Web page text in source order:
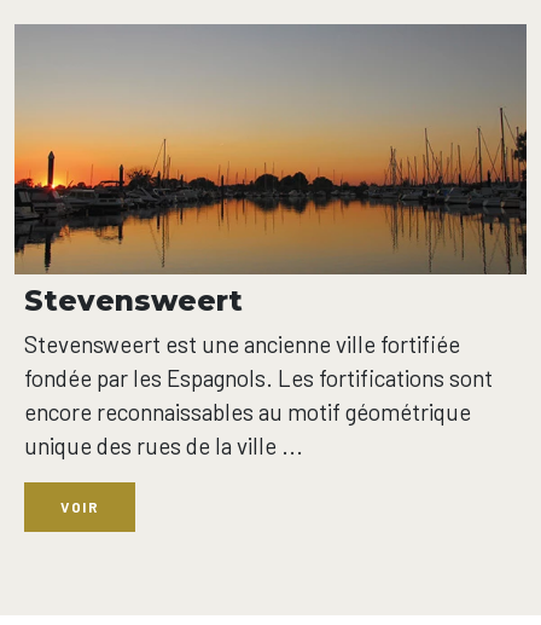
Stevensweert
Stevensweert est une ancienne ville fortifiée
fondée par les Espagnols. Les fortifications sont
encore reconnaissables au motif géométrique
unique des rues de la ville ...
VOIR